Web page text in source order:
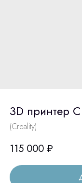
3D принтер
(Creality)
115 000 ₽